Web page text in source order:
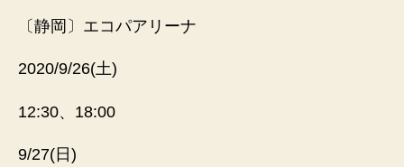
〔静岡〕エコパアリーナ
2020/9/26(土)
12:30、18:00
9/27(日)